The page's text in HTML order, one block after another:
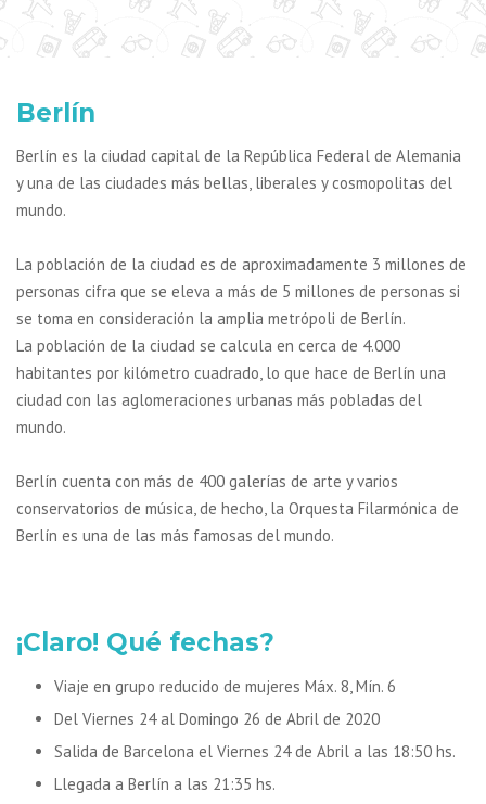
Berlín
Berlín es la ciudad capital de la República Federal de Alemania
y una de las ciudades más bellas, liberales y cosmopolitas del
mundo.
La población de la ciudad es de aproximadamente 3 millones de
personas cifra que se eleva a más de 5 millones de personas si
se toma en consideración la amplia metrópoli de Berlín.
La población de la ciudad se calcula en cerca de 4.000
habitantes por kilómetro cuadrado, lo que hace de Berlín una
ciudad con las aglomeraciones urbanas más pobladas del
mundo.
Berlín cuenta con más de 400 galerías de arte y varios
conservatorios de música, de hecho, la Orquesta Filarmónica de
Berlín es una de las más famosas del mundo.
¡Claro! Qué fechas?
Viaje en grupo reducido de mujeres Máx. 8, Mín. 6
Del Viernes 24 al Domingo 26 de Abril de 2020
Salida de Barcelona el Viernes 24 de Abril a las 18:50 hs.
Llegada a Berlín a las 21:35 hs.